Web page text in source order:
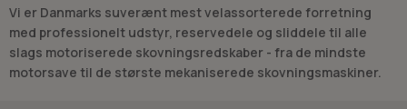
Vi er Danmarks suverænt mest velassorterede forretning
med professionelt udstyr, reservedele og sliddele til alle
slags motoriserede skovningsredskaber - fra de mindste
motorsave til de største mekaniserede skovningsmaskiner.